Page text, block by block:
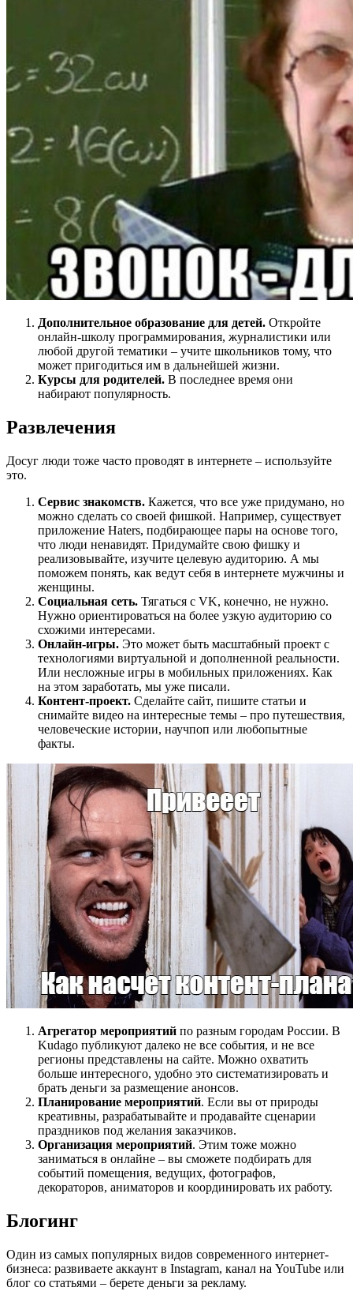
Дополнительное образование для детей. Откройте
онлайн-школу программирования, журналистики или
любой другой тематики – учите школьников тому, что
может пригодиться им в дальнейшей жизни.
Курсы для родителей. В последнее время они
набирают популярность.
Развлечения
Досуг люди тоже часто проводят в интернете – используйте
это.
Сервис знакомств. Кажется, что все уже придумано, но
можно сделать со своей фишкой. Например, существует
приложение Haters, подбирающее пары на основе того,
что люди ненавидят. Придумайте свою фишку и
реализовывайте, изучите целевую аудиторию. А мы
поможем понять, как ведут себя в интернете мужчины и
женщины.
Социальная сеть. Тягаться с VK, конечно, не нужно.
Нужно ориентироваться на более узкую аудиторию со
схожими интересами.
Онлайн-игры. Это может быть масштабный проект с
технологиями виртуальной и дополненной реальности.
Или несложные игры в мобильных приложениях. Как
на этом заработать, мы уже писали.
Контент-проект. Сделайте сайт, пишите статьи и
снимайте видео на интересные темы – про путешествия,
человеческие истории, научпоп или любопытные
факты.
Агрегатор мероприятий по разным городам России. В
Kudago публикуют далеко не все события, и не все
регионы представлены на сайте. Можно охватить
больше интересного, удобно это систематизировать и
брать деньги за размещение анонсов.
Планирование мероприятий. Если вы от природы
креативны, разрабатывайте и продавайте сценарии
праздников под желания заказчиков.
Организация мероприятий. Этим тоже можно
заниматься в онлайне – вы сможете подбирать для
событий помещения, ведущих, фотографов,
декораторов, аниматоров и координировать их работу.
Блогинг
Один из самых популярных видов современного интернет-
бизнеса: развиваете аккаунт в Instagram, канал на YouTube или
блог со статьями – берете деньги за рекламу.